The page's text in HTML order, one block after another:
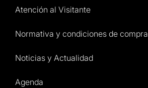
Atención al Visitante
Normativa y condiciones de compra
Noticias y Actualidad
Agenda